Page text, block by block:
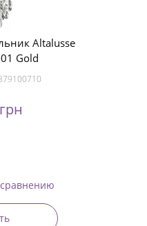
Altalusse
Gold